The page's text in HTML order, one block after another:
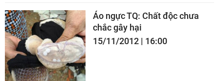
Áo ngực TQ: Chất độc chưa
chắc gây hại
15/11/2012 | 16:00